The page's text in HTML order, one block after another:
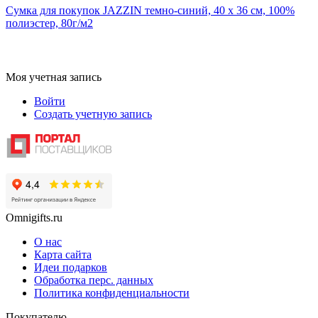
Сумка для покупок JAZZIN темно-синий, 40 x 36 см, 100%
полиэстер, 80г/м2
Моя учетная запись
Войти
Создать учетную запись
Omnigifts.ru
О нас
Карта сайта
Идеи подарков
Обработка перс. данных
Политика конфиденциальности